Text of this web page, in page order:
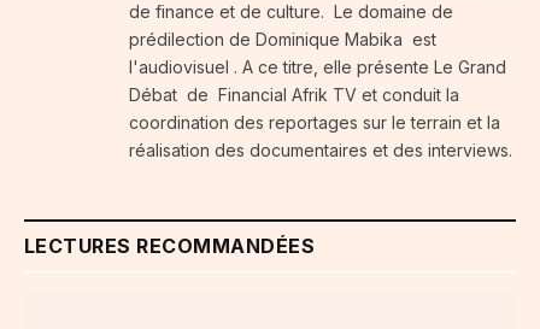
de finance et de culture. Le domaine de
prédilection de Dominique Mabika est
l'audiovisuel . A ce titre, elle présente Le Grand
Débat de Financial Afrik TV et conduit la
coordination des reportages sur le terrain et la
réalisation des documentaires et des interviews.
LECTURES RECOMMANDÉES